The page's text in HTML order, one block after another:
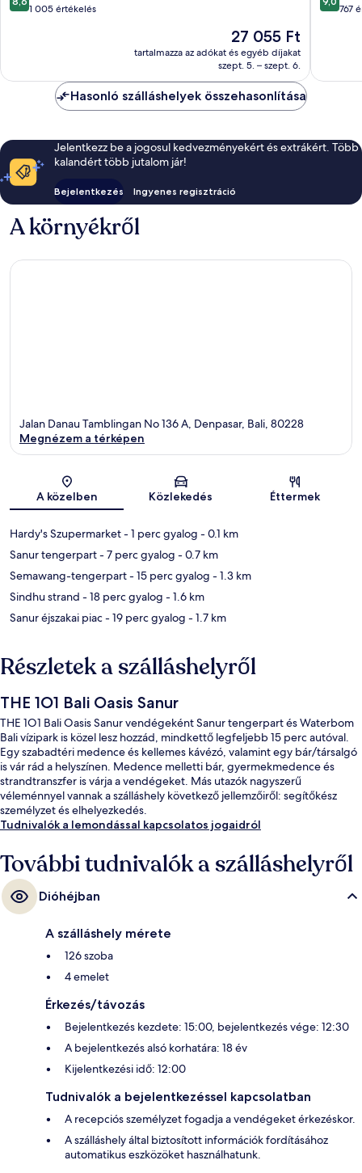
ennyiből:
1 005 értékelés
Az
ár
27 055 Ft
27 055 Ft
tartalmazza az adókat és egyéb díjakat
szept. 5. – szept. 6.
Sanur767
Hasonló szálláshelyek összehasonlítása
Jelentkezz be a jogosul kedvezményekért és extrákért. Több
kalandért több jutalom jár!
Bejelentkezés Ingyenes regisztráció
A környékről
Térkép
Jalan Danau Tamblingan No 136 A, Denpasar, Bali, 80228
Megnézem a térképen
A közelben Közlekedés Éttermek
Hardy's Szupermarket- 1 perc gyalog - 0.1 km
Sanur tengerpart- 7 perc gyalog - 0.7 km
Semawang-tengerpart- 15 perc gyalog - 1.3 km
Sindhu strand - 18 perc gyalog - 1.6 km
Sanur éjszakai piac- 19 perc gyalog - 1.7 km
Részletek a szálláshelyről
THE 1O1 Bali Oasis Sanur
THE 1O1 Bali Oasis Sanur vendégeként Sanur tengerpart és Waterbom
Bali vízipark is közel lesz hozzád, mindkettő legfeljebb 15 perc autóval.
Egy szabadtéri medence és kellemes kávézó, valamint egy bár/társalgó
is vár rád a helyszínen. Medence melletti bár, gyermekmedence és
strandtranszfer is várja a vendégeket. Más utazók nagyszerű
véleménnyel vannak a szálláshely következő jellemzőiről: segítőkész
személyzet és elhelyezkedés.
Tudnivalók a lemondással kapcsolatos jogaidról
További tudnivalók a szálláshelyről
Dióhéjban
A szálláshely mérete
126 szoba
4 emelet
Érkezés/távozás
Bejelentkezés kezdete: 15:00, bejelentkezés vége: 12:30
A bejelentkezés alsó korhatára: 18 év
Kijelentkezési idő: 12:00
Tudnivalók a bejelentkezéssel kapcsolatban
A recepciós személyzet fogadja a vendégeket érkezéskor.
A szálláshely által biztosított információk fordításához
automatikus eszközöket használhatunk.